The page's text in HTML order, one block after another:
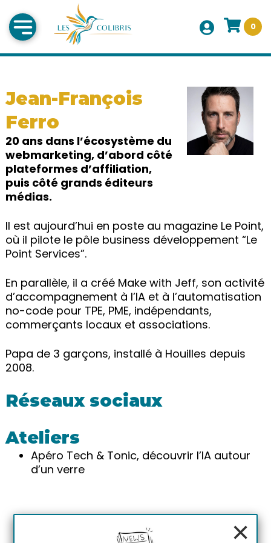
0
Jean-François
Ferro
20 ans dans l’écosystème du
webmarketing, d’abord côté
plateformes d’affiliation,
puis côté grands éditeurs
médias.
Il est aujourd’hui en poste au magazine Le Point,
où il pilote le pôle business développement “Le
Point Services”.
En parallèle, il a créé Make with Jeff, son activité
d’accompagnement à l’IA et à l’automatisation
no-code pour TPE, PME, indépendants,
commerçants locaux et associations.
Papa de 3 garçons, installé à Houilles depuis
2008.
Réseaux sociaux
Ateliers
Apéro Tech & Tonic, découvrir l’IA autour
d’un verre
×